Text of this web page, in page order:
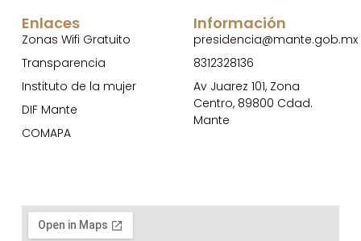
Enlaces
Zonas Wifi Gratuito
Transparencia
Instituto de la mujer
DIF Mante
COMAPA
Información
presidencia@mante.gob.mx
8312328136
Av Juarez 101, Zona
Centro, 89800 Cdad.
Mante